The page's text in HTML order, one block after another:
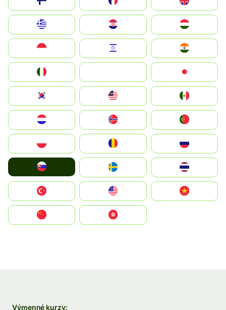
Magyarország
South Korea
United States
中國香港特別行政區
Výmenné kurzy: